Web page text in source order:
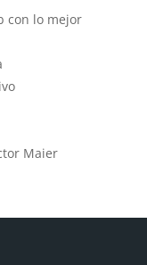
con lo mejor
Maier